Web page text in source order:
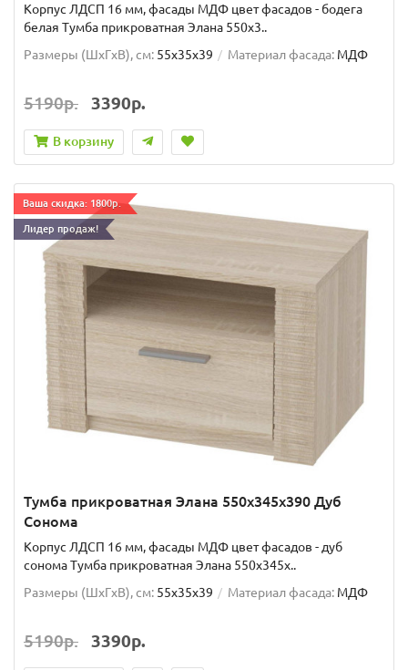
Корпус ЛДСП 16 мм, фасады МДФ цвет фасадов - бодега
белая Тумба прикроватная Элана 550x3..
Размеры (ШxГxВ), см: 55x35x39 Материал фасада: МДФ
5190р. 3390р.
В корзину
Ваша скидка: 1800р.
Лидер продаж!
Тумба прикроватная Элана 550x345x390 Дуб
Сонома
Корпус ЛДСП 16 мм, фасады МДФ цвет фасадов - дуб
сонома Тумба прикроватная Элана 550x345x..
Размеры (ШxГxВ), см: 55x35x39 Материал фасада: МДФ
5190р. 3390р.